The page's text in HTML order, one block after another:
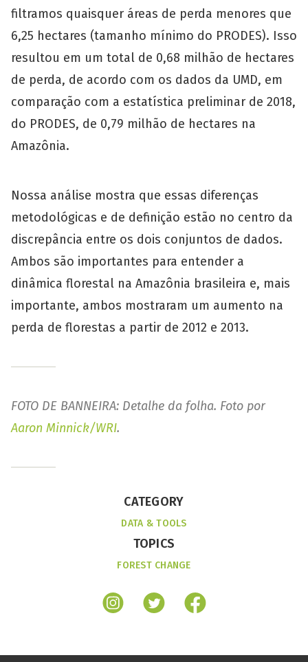
filtramos quaisquer áreas de perda menores que
6,25 hectares (tamanho mínimo do PRODES). Isso
resultou em um total de 0,68 milhão de hectares
de perda, de acordo com os dados da UMD, em
comparação com a estatística preliminar de 2018,
do PRODES, de 0,79 milhão de hectares na
Amazônia.
Nossa análise mostra que essas diferenças
metodológicas e de definição estão no centro da
discrepância entre os dois conjuntos de dados.
Ambos são importantes para entender a
dinâmica florestal na Amazônia brasileira e, mais
importante, ambos mostraram um aumento na
perda de florestas a partir de 2012 e 2013.
FOTO DE BANNEIRA: Detalhe da folha. Foto por
Aaron Minnick/WRI.
CATEGORY
DATA & TOOLS
TOPICS
FOREST CHANGE